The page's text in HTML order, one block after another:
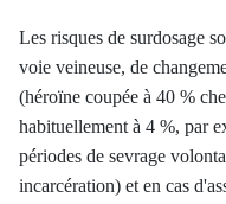
Les risques de surdosage
voie veineuse, de
(héroïne coupée à 40 %
habituellement à 4 %, par
périodes de sevrage
incarcération) et en cas